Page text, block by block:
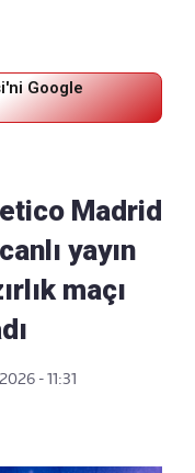
Google
Madrid
yayın
maçı
- 11:31